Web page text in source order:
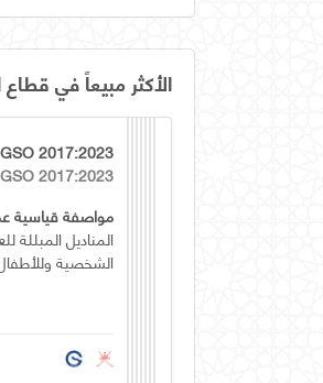
الأكثر مبيعاً في
2017:2023
GSO 2017:2023
مواصفة قياسية
المناديل المبللة
الشخصية